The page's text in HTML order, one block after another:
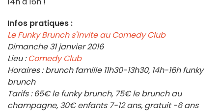
Infos pratiques :
Le Funky Brunch s'invite au Comedy Club
Dimanche 31 janvier 2016
Lieu :Comedy Club
Horaires : brunch famille 11h30-13h30, 14h-16h funky
brunch
Tarifs : 65€ le funky brunch, 75€ le brunch au
champagne, 30€ enfants 7-12 ans, gratuit -6 ans